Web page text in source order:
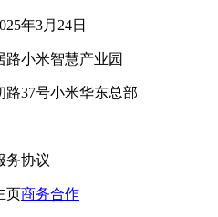
年3月24日
小米智慧产业园
37号小米华东总部
务协议
页商务合作